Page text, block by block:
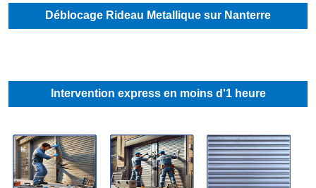
Déblocage Rideau Metallique sur Nanterre
Intervention express en moins d'1 heure